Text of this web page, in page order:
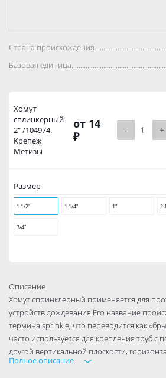
Страна
Базовая
Хомут
сплинкерный
2" /104974.
Крепеж
Метизы
от 14
₽
- +
Размер
1 1/2" 1 1/4" 1" 2
3/4"
Описание
Хомут спринклерный применяется для
устройств дождевания.Его название
термина sprinkle, что переводится как
часто используется для крепления труб с
другой вертикальной плоскости,
Крепление имеет грушевидный профиль.
Полное описание